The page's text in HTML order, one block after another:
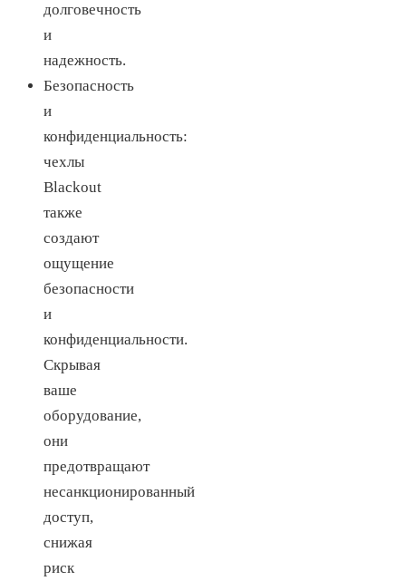
долговечность
и
надежность.
Безопасность
и
конфиденциальность:
чехлы
Blackout
также
создают
ощущение
безопасности
и
конфиденциальности.
Скрывая
ваше
оборудование,
они
предотвращают
несанкционированный
доступ,
снижая
риск